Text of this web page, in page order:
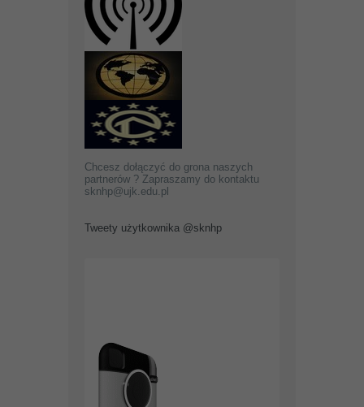
Chcesz dołączyć do grona naszych
partnerów ? Zapraszamy do kontaktu
sknhp@ujk.edu.pl
Tweety użytkownika @sknhp